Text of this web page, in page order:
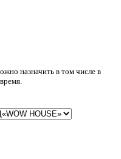
назначить в том числе в